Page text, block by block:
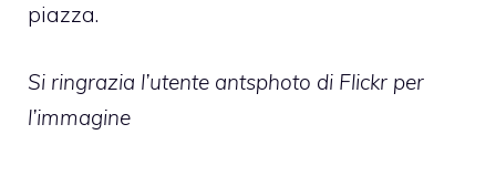
piazza.
Si ringrazia l’utente antsphoto di Flickr per
l’immagine